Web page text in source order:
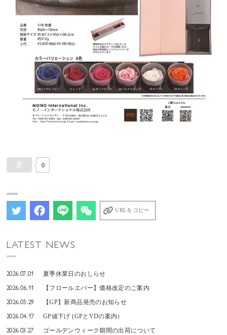
0
URLをコピー
LATEST NEWS
2026.07.01 夏季休業日のおしらせ
2026.06.11 【フロールエバー】価格改定のご案内
2026.05.29 【GP】新商品発売のお知らせ
2026.04.17 GP値下げ (GPとVDの案内）
2026.03.27 ゴールデンウィーク期間の出荷について